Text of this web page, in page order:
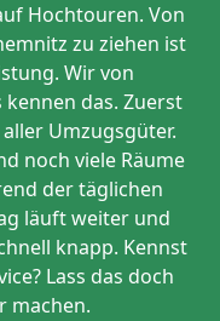
Hochtouren. Von
zu ziehen ist
Wir von
das. Zuerst
Umzugsgüter.
noch viele Räume
der täglichen
läuft weiter und
knapp. Kennst
Lass das doch
machen.